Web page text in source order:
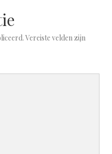
Vereiste velden zijn